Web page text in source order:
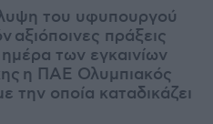
του υφυπουργού
αξιόποινες πράξεις
των εγκαινίων
η ΠΑΕ Ολυμπιακός
την οποία καταδικάζει